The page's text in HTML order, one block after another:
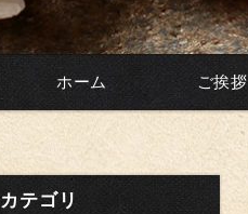
ホーム ご挨拶
カテゴリ